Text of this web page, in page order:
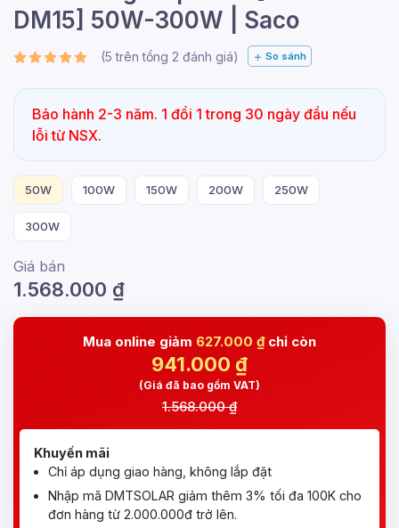
DM15] 50W-300W | Saco
(5 trên tổng 2 đánh giá) So sánh
Bảo hành 2-3 năm. 1 đổi 1 trong 30 ngày đầu nếu
lỗi từ NSX.
50W 100W 150W 200W 250W
300W
Giá bán
1.568.000 ₫
Mua online giảm 627.000 ₫chỉ còn
941.000 ₫
(Giá đã bao gồm VAT)
1.568.000 ₫
Khuyến mãi
Chỉ áp dụng giao hàng, không lắp đặt
Nhập mã DMTSOLAR giảm thêm 3% tối đa 100K cho
đơn hàng từ 2.000.000đ trở lên.